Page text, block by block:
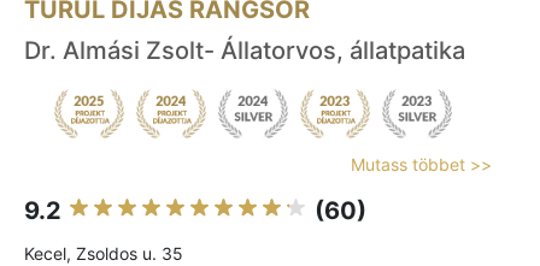
TURUL DÍJAS RANGSOR
Dr. Almási Zsolt- Állatorvos, állatpatika
Mutass többet >>
9.2 (60)
Kecel, Zsoldos u. 35